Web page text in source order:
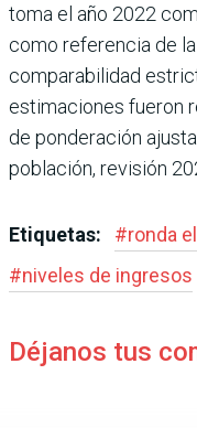
toma el año 2022
como referencia de
compara­bilidad
estimaciones fue­ron
de ponderación
población, revisión
Etiquetas: #ronda
#niveles de ingre­sos
Déjanos tus